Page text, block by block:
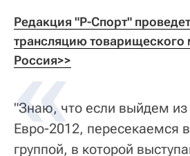
Редакция "Р-Спорт"
трансляцию товарищеского
Россия>>
"Знаю, что если выйдем из
Евро-2012, пересекаемся
группой, в которой